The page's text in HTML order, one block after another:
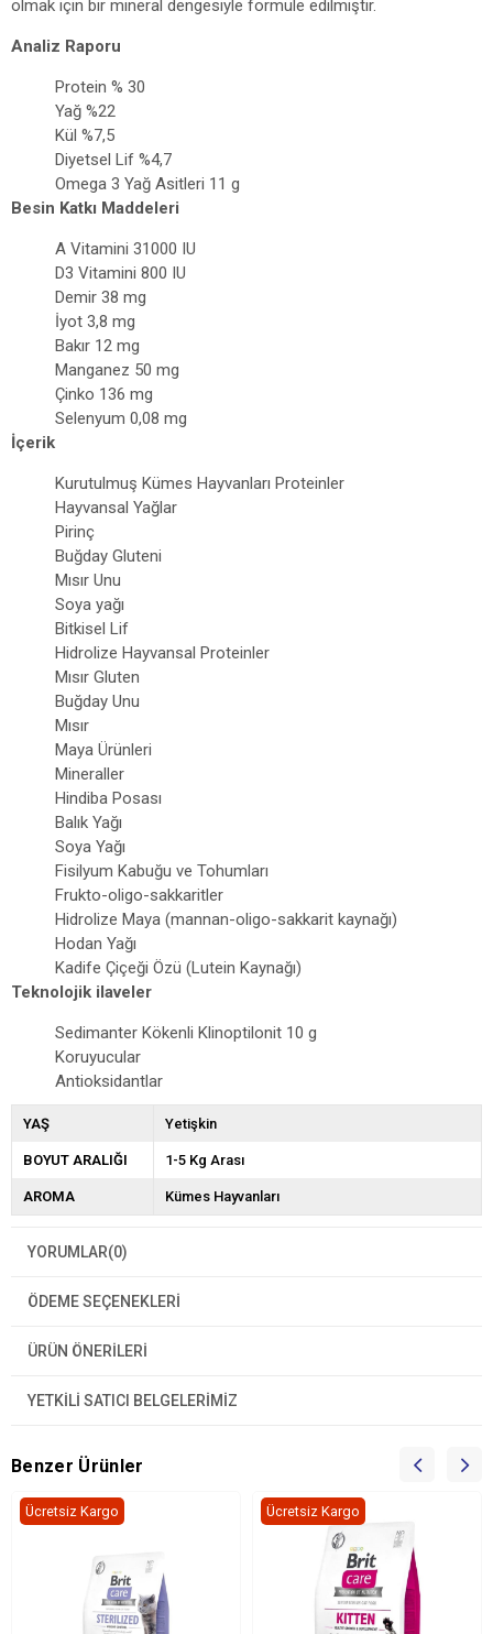
olmak için bir mineral dengesiyle formüle edilmiştir.
Analiz Raporu
Protein % 30
Yağ %22
Kül %7,5
Diyetsel Lif %4,7
Omega 3 Yağ Asitleri 11 g
Besin Katkı Maddeleri
A Vitamini 31000 IU
D3 Vitamini 800 IU
Demir 38 mg
İyot 3,8 mg
Bakır 12 mg
Manganez 50 mg
Çinko 136 mg
Selenyum 0,08 mg
İçerik
Kurutulmuş Kümes Hayvanları Proteinler
Hayvansal Yağlar
Pirinç
Buğday Gluteni
Mısır Unu
Soya yağı
Bitkisel Lif
Hidrolize Hayvansal Proteinler
Mısır Gluten
Buğday Unu
Mısır
Maya Ürünleri
Mineraller
Hindiba Posası
Balık Yağı
Soya Yağı
Fisilyum Kabuğu ve Tohumları
Frukto-oligo-sakkaritler
Hidrolize Maya (mannan-oligo-sakkarit kaynağı)
Hodan Yağı
Kadife Çiçeği Özü (Lutein Kaynağı)
Teknolojik ilaveler
Sedimanter Kökenli Klinoptilonit 10 g
Koruyucular
Antioksidantlar
YAŞ Yetişkin
BOYUT ARALIĞI 1-5 Kg Arası
AROMA Kümes Hayvanları
YORUMLAR(0)
ÖDEME SEÇENEKLERI
ÜRÜN ÖNERILERI
YETKİLİ SATICI BELGELERİMİZ
Benzer Ürünler
Ücretsiz Kargo Ücretsiz Kargo